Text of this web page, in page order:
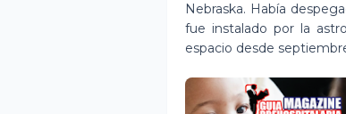
Nebraska. Había
fue instalado por la
espacio desde